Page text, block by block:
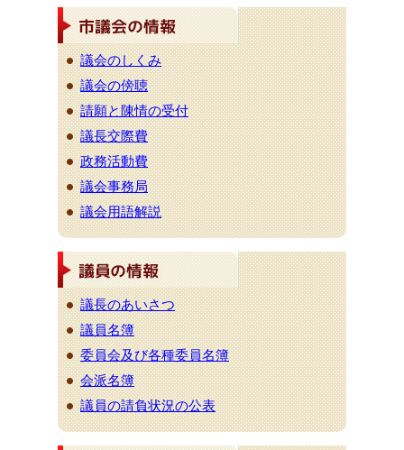
議会のしくみ
議会の傍聴
請願と陳情の受付
議長交際費
政務活動費
議会事務局
議会用語解説
議長のあいさつ
議員名簿
委員会及び各種委員名簿
会派名簿
議員の請負状況の公表